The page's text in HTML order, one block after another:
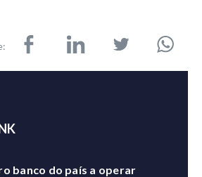
banco do país a operar